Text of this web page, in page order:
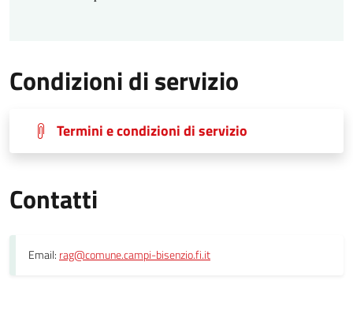
Condizioni di servizio
Termini e condizioni di servizio
Contatti
Email: rag@comune.campi-bisenzio.fi.it